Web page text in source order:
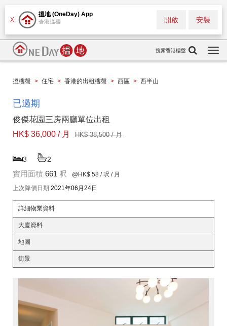
X
搵地 (OneDay) App
香港搵樓 安裝
開啟
搜索香港樓盤
搵樓盤 > 住宅 > 香港的出租樓盤 > 西區 > 西半山
已過期
俊傑花園三房兩廳單位出租
HK$ 36,000 / 月
HK$ 38,500 / 月
3 2
實用面積 661 呎 @HK$ 58 / 呎 / 月
上次降價日期 2021年06月24日
詳細物業資料
大廈資料
地圖
街景